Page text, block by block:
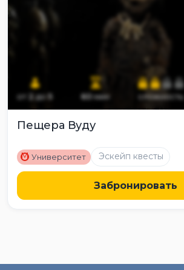
от 2до5 60мин сложность
Пещера Вуду
M Университет Эскейп квесты
Забронировать